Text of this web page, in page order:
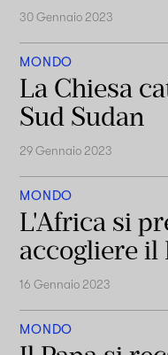
30 Gennaio 2023
MONDO
La Chiesa
Sud Sudan
29 Gennaio 2023
MONDO
L'Africa si
accogliere il
16 Gennaio 2023
MONDO